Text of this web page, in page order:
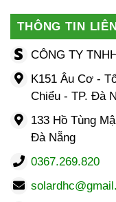
THÔNG TIN
CÔNG TY
K151 Âu Cơ -
Chiểu - TP. Đà
133 Hồ Tùng
Đà Nẵng
0367.269.820